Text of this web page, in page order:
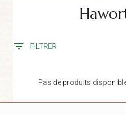
FILTRER
Pas de produits